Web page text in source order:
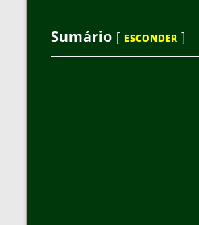
Sumário [ ESCONDER ]